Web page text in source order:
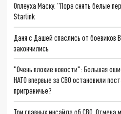
Оплеуха Маску. "Пора снять белые
Starlink
Даня с Дашей спаслись от
закончились
"Очень плохие новости": Большая
НАТО впервые за СВО остановили
приграничье?
Три главных инсайда об СВО. Отмена